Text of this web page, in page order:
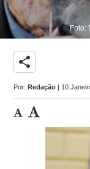
Foto:
share
Por:Redação | 10